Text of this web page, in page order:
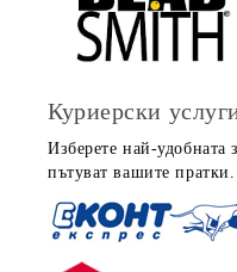
Куриерски
Изберете най-удобната
пътуват вашите пратки.